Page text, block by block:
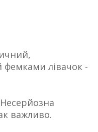
лівачок -
важливо.